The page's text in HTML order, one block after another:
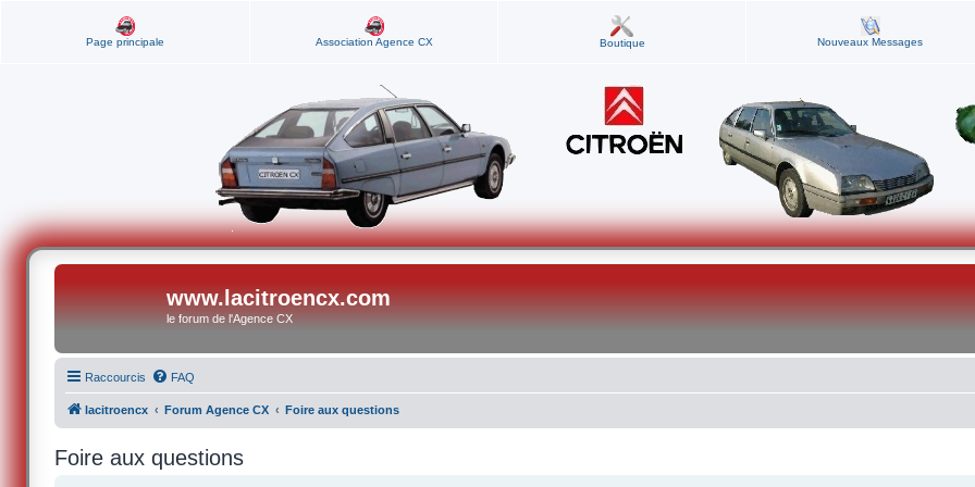
Page principale Association Agence CX Boutique Nouveaux Messages
www.lacitroencx.com
le forum de l'Agence CX
Raccourcis FAQ
lacitroencx Forum Agence CX Foire aux questions
Foire aux questions